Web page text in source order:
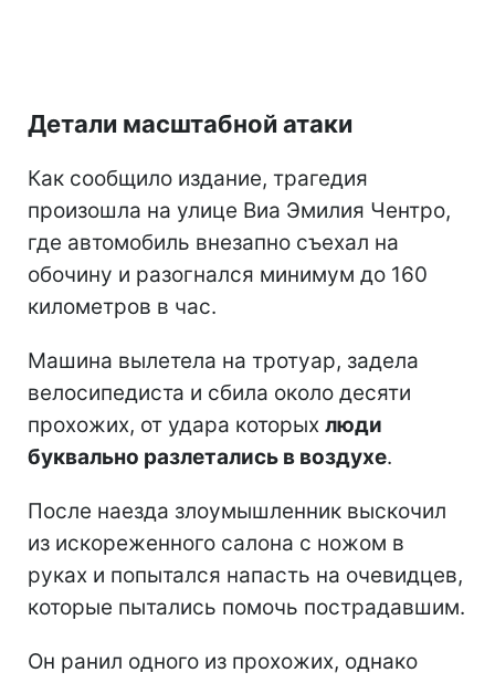
Детали масштабной атаки
Как сообщило издание, трагедия
произошла на улице Виа Эмилия Чентро,
где автомобиль внезапно съехал на
обочину и разогнался минимум до 160
километров в час.
Машина вылетела на тротуар, задела
велосипедиста и сбила около десяти
прохожих, от удара которых люди
буквально разлетались в воздухе.
После наезда злоумышленник выскочил
из искореженного салона с ножом в
руках и попытался напасть на очевидцев,
которые пытались помочь пострадавшим.
Он ранил одного из прохожих, однако